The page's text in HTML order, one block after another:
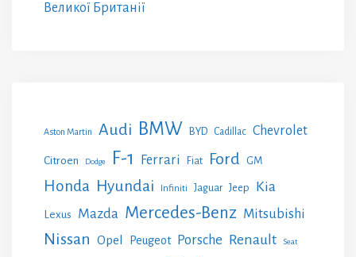
Великої Британії
Aston Martin Audi BMW BYD Cadillac Chevrolet
Citroen Dodge F-1 Ferrari Fiat Ford GM
Honda Hyundai Infiniti Jaguar Jeep Kia
Lexus Mazda Mercedes-Benz Mitsubishi
Nissan Opel Peugeot Porsche Renault Seat